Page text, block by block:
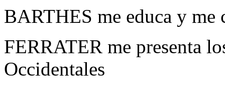
BARTHES me educa y me
FERRATER me presenta
Occidentales